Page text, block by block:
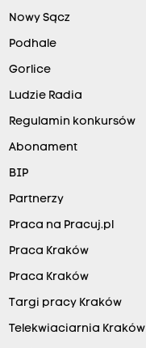
Nowy Sącz
Podhale
Gorlice
Ludzie Radia
Regulamin konkursów
Abonament
BIP
Partnerzy
Praca na Pracuj.pl
Praca Kraków
Praca Kraków
Targi pracy Kraków
Telekwiaciarnia Kraków